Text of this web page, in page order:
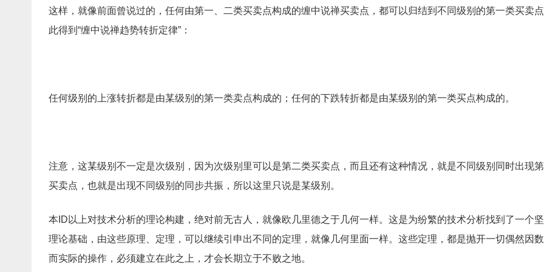
这样，就像前面曾说过的，任何由第一、二类买卖点构成的缠中说禅买卖点，都可以归结到不同级别的第一类买卖
此得到“缠中说禅趋势转折定律”：
任何级别的上涨转折都是由某级别的第一类卖点构成的；任何的下跌转折都是由某级别的第一类买点构成的。
注意，这某级别不一定是次级别，因为次级别里可以是第二类买卖点，而且还有这种情况，就是不同级别同时出现
买卖点，也就是出现不同级别的同步共振，所以这里只说是某级别。
本ID以上对技术分析的理论构建，绝对前无古人，就像欧几里德之于几何一样。这是为纷繁的技术分析找到了一个
理论基础，由这些原理、定理，可以继续引申出不同的定理，就像几何里面一样。这些定理，都是抛开一切偶然因数
而实际的操作，必须建立在此之上，才会长期立于不败之地。